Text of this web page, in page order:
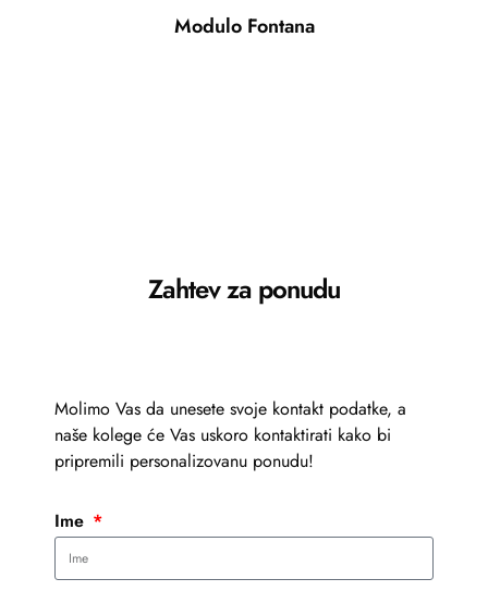
Modulo Fontana
Zahtev za ponudu
Molimo Vas da unesete svoje kontakt podatke, a
naše kolege će Vas uskoro kontaktirati kako bi
pripremili personalizovanu ponudu!
Ime